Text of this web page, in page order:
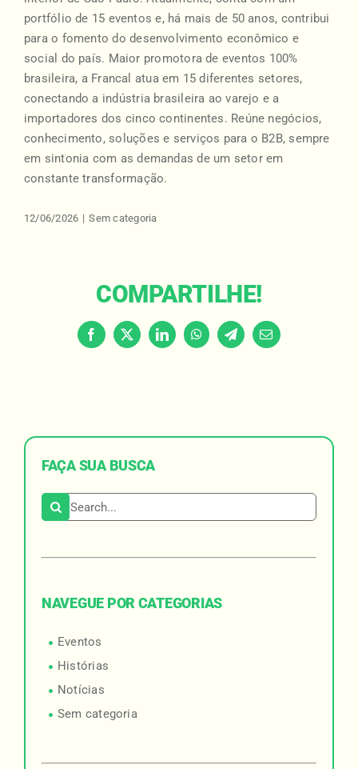
portfólio de 15 eventos e, há mais de 50 anos, contribui
para o fomento do desenvolvimento econômico e
social do país. Maior promotora de eventos 100%
brasileira, a Francal atua em 15 diferentes setores,
conectando a indústria brasileira ao varejo e a
importadores dos cinco continentes. Reúne negócios,
conhecimento, soluções e serviços para o B2B, sempre
em sintonia com as demandas de um setor em
constante transformação.
12/06/2026 | Sem categoria
COMPARTILHE!
Facebook
X LinkedInWhatsAppTelegramEmail
FAÇA SUA BUSCA
Search for:
NAVEGUE POR CATEGORIAS
Eventos
Histórias
Notícias
Sem categoria